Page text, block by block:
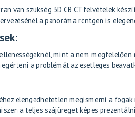
van szükség 3D CB CT felvételek
a panoráma röntgen is
mint a nem megfelelően
a problémát az esetleges
elengedhetetlen megismerni a
a teljes szájüreget képes